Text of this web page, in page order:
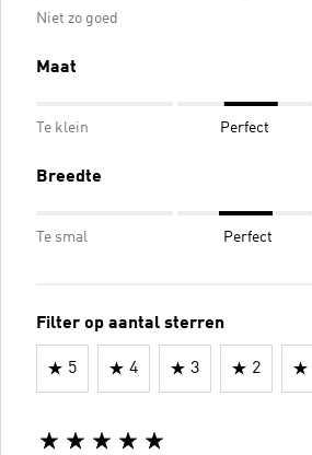
Niet zo goed
Maat
Te klein Perfect
Breedte
Te smal Perfect
Filter op aantal sterren
5 4 3 2